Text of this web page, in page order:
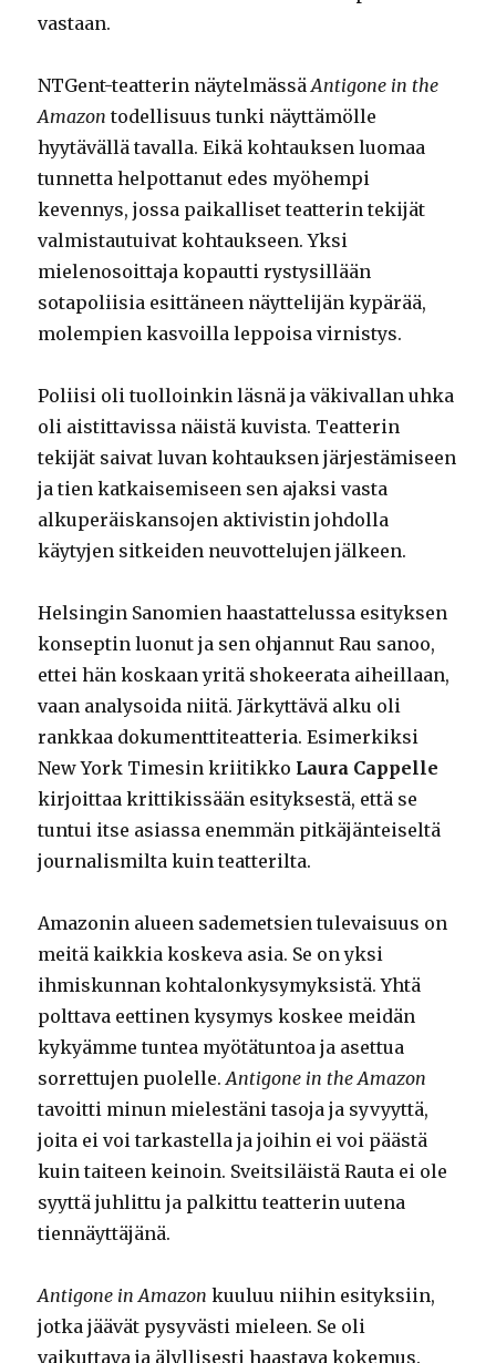
vastaan.
NTGent-teatterin näytelmässäAntigone in the
Amazon todellisuus tunki näyttämölle
hyytävällä tavalla. Eikä kohtauksen luomaa
tunnetta helpottanut edes myöhempi
kevennys, jossa paikalliset teatterin tekijät
valmistautuivat kohtaukseen. Yksi
mielenosoittaja kopautti rystysillään
sotapoliisia esittäneen näyttelijän kypärää,
molempien kasvoilla leppoisa virnistys.
Poliisi oli tuolloinkin läsnä ja väkivallan uhka
oli aistittavissa näistä kuvista. Teatterin
tekijät saivat luvan kohtauksen järjestämiseen
ja tien katkaisemiseen sen ajaksi vasta
alkuperäiskansojen aktivistin johdolla
käytyjen sitkeiden neuvottelujen jälkeen.
Helsingin Sanomien haastattelussa esityksen
konseptin luonut ja sen ohjannut Rau sanoo,
ettei hän koskaan yritä shokeerata aiheillaan,
vaan analysoida niitä. Järkyttävä alku oli
rankkaa dokumenttiteatteria. Esimerkiksi
New York Timesin kriitikko Laura Cappelle
kirjoittaa krittikissään esityksestä, että se
tuntui itse asiassa enemmän pitkäjänteiseltä
journalismilta kuin teatterilta.
Amazonin alueen sademetsien tulevaisuus on
meitä kaikkia koskeva asia. Se on yksi
ihmiskunnan kohtalonkysymyksistä. Yhtä
polttava eettinen kysymys koskee meidän
kykyämme tuntea myötätuntoa ja asettua
sorrettujen puolelle.Antigone in the Amazon
tavoitti minun mielestäni tasoja ja syvyyttä,
joita ei voi tarkastella ja joihin ei voi päästä
kuin taiteen keinoin. Sveitsiläistä Rauta ei ole
syyttä juhlittu ja palkittu teatterin uutena
tiennäyttäjänä.
Antigone in Amazon kuuluu niihin esityksiin,
jotka jäävät pysyvästi mieleen. Se oli
vaikuttava ja älyllisesti haastava kokemus.